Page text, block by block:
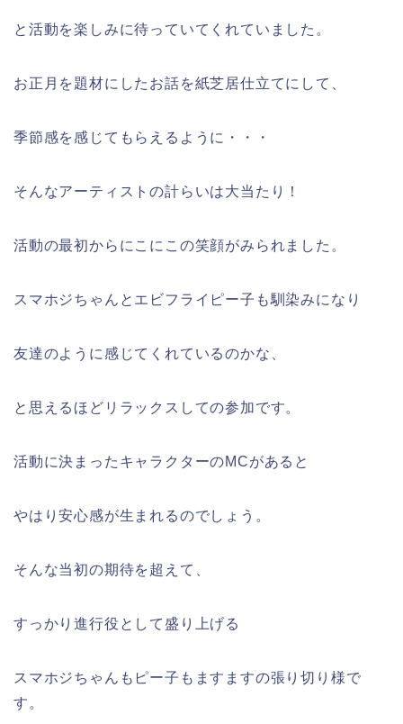
と活動を楽しみに待っていてくれていました。
お正月を題材にしたお話を紙芝居仕立てにして、
季節感を感じてもらえるように・・・
そんなアーティストの計らいは大当たり！
活動の最初からにこにこの笑顔がみられました。
スマホジちゃんとエビフライピー子も馴染みになり
友達のように感じてくれているのかな、
と思えるほどリラックスしての参加です。
活動に決まったキャラクターのMCがあると
やはり安心感が生まれるのでしょう。
そんな当初の期待を超えて、
すっかり進行役として盛り上げる
スマホジちゃんもピー子もますますの張り切り様で
す。